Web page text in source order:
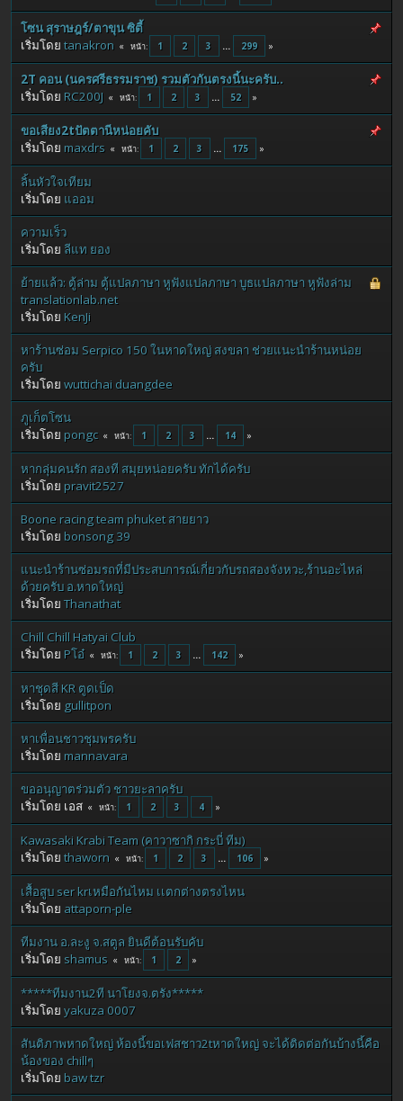
โซน สุราษฎร์/ตาขุน ซิตี้
เริ่มโดย tanakron หน้า 1 2 3 ... 299
2T คอน (นครศรีธรรมราช) รวมตัวกันตรงนี้นะครับ..
เริ่มโดย RC200J หน้า 1 2 3 ... 52
ขอเสียง2tปัตตานีหน่อยคับ
เริ่มโดย maxdrs หน้า 1 2 3 ... 175
ลิ้นหัวใจเทียม
เริ่มโดย แออม
ความเร็ว
เริ่มโดย ลีแท ยอง
ย้ายแล้ว: ตู้ล่าม ตู้แปลภาษา หูฟังแปลภาษา บูธแปลภาษา หูฟังล่าม
translationlab.net
เริ่มโดย KenJi
หาร้านซ่อม Serpico 150 ในหาดใหญ่ สงขลา ช่วยแนะนำร้านหน่อย
ครับ
เริ่มโดย wuttichai duangdee
ภูเก็ตโซน
เริ่มโดย pongc หน้า 1 2 3 ... 14
หากลุ่มคนรัก สองที สมุยหน่อยครับ ทักได้ครับ
เริ่มโดย pravit2527
Boone racing team phuket สายยาว
เริ่มโดย bonsong 39
แนะนำร้านซ่อมรถที่มีประสบการณ์เกี่ยวกับรถสองจังหวะ,ร้านอะไหล่
ด้วยครับ อ.หาดใหญ่
เริ่มโดย Thanathat
Chill Chill Hatyai Club
เริ่มโดย Pโอ๋ หน้า 1 2 3 ... 142
หาชุดสี KR ตูดเป็ด
เริ่มโดย gullitpon
หาเพื่อนชาวชุมพรครับ
เริ่มโดย mannavara
ขออนุญาตร่วมตัว ชาวยะลาครับ
เริ่มโดย เอส
หน้า 1 2 3 4
Kawasaki Krabi Team (คาวาซากิ กระบี่ ทีม)
เริ่มโดย thaworn หน้า 1 2 3 ... 106
เสื้อสูบ ser krเหมือกันไหม เเตกต่างตรงไหน
เริ่มโดย attaporn-ple
ทีมงาน อ.ละงู จ.สตูล ยินดีต้อนรับคับ
เริ่มโดย shamus หน้า 1 2
*****ทีมงาน2ที นาโยงจ.ตรัง*****
เริ่มโดย yakuza 0007
สันติภาพหาดใหญ่ ห้องนี้ขอเฟสชาว2tหาดใหญ่ จะได้ติดต่อกันบ้างนี้คือ
น้องของ chillๆ
เริ่มโดย baw tzr